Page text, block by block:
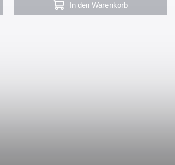
In den Warenkorb